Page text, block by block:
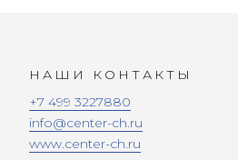
+7 499 3227880
info@center-ch.ru
www.center-ch.ru
НАШИ КОНТАКТЫ